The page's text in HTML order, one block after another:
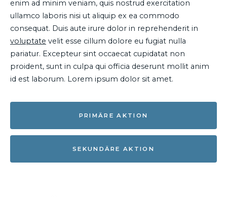
enim ad minim veniam, quis nostrud exercitation
ullamco laboris nisi ut aliquip ex ea commodo
consequat. Duis aute irure dolor in reprehenderit in
voluptate velit esse cillum dolore eu fugiat nulla
pariatur. Excepteur sint occaecat cupidatat non
proident, sunt in culpa qui officia deserunt mollit anim
id est laborum. Lorem ipsum dolor sit amet.
PRIMÄRE AKTION
SEKUNDÄRE AKTION